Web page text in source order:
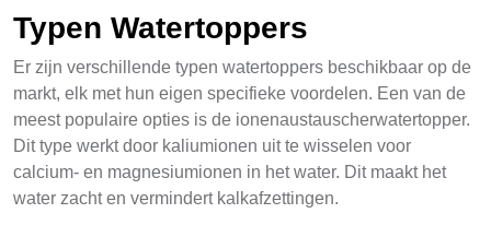
Typen Watertoppers
Er zijn verschillende typen watertoppers beschikbaar op de
markt, elk met hun eigen specifieke voordelen. Een van de
meest populaire opties is de ionenaustauscherwatertopper.
Dit type werkt door kaliumionen uit te wisselen voor
calcium- en magnesiumionen in het water. Dit maakt het
water zacht en vermindert kalkafzettingen.